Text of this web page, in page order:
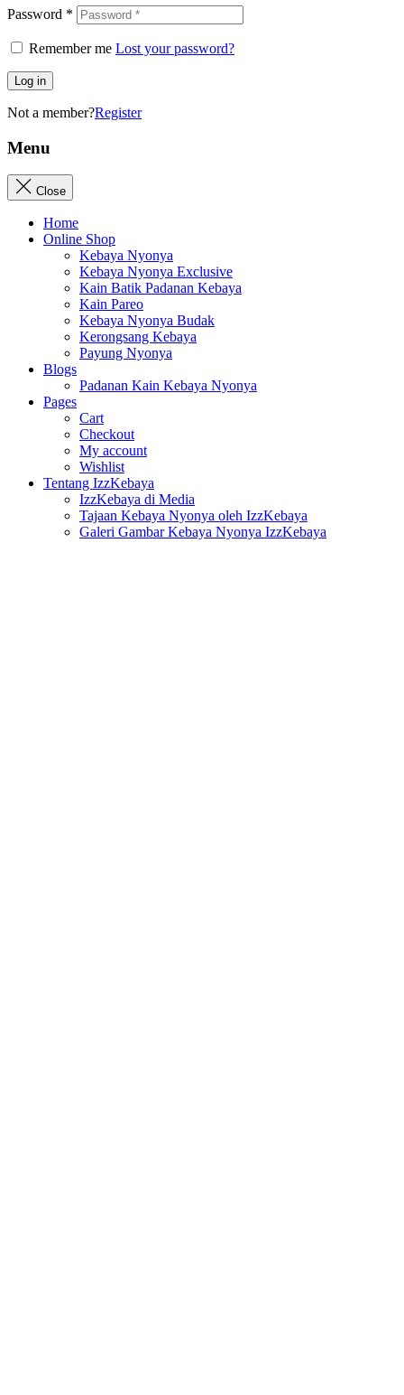
Password *
Remember me Lost your password?
Log in
Not a member?Register
Menu
Close
Home
Online Shop
Kebaya Nyonya
Kebaya Nyonya Exclusive
Kain Batik Padanan Kebaya
Kain Pareo
Kebaya Nyonya Budak
Kerongsang Kebaya
Payung Nyonya
Blogs
Padanan Kain Kebaya Nyonya
Pages
Cart
Checkout
My account
Wishlist
Tentang IzzKebaya
IzzKebaya di Media
Tajaan Kebaya Nyonya oleh IzzKebaya
Galeri Gambar Kebaya Nyonya IzzKebaya